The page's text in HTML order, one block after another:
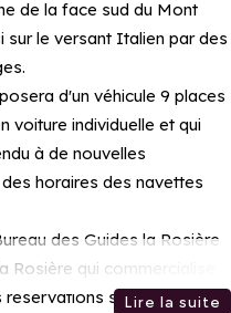
de la face sud du Mont
sur le versant Italien par des
d'un véhicule 9 places
voiture individuelle et qui
à de nouvelles
horaires des navettes
des Guides la Rosière
Rosière qui commercialise
réservations se font donc
Lire la suite